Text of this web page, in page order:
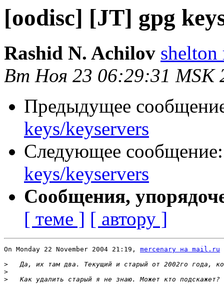
[oodisc] [JT] gpg
Rashid N. Achilov shelton
Вт Ноя 23 06:29:31 MSK
Предыдущее
keys/keyservers
Следующее
keys/keyservers
Сообщения,
[ теме ] [ автору ]
On Monday 22 November 2004 21:19, mercenary на mail.ru
>
>
>